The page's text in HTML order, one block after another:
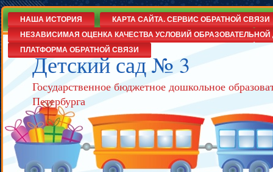
Детский сад № 3
Государственное бюджетное дошкольное
Петербурга
НАША ИСТОРИЯ
КАРТА САЙТА. СЕРВИС ОБРАТНОЙ СВЯЗИ
НЕЗАВИСИМАЯ ОЦЕНКА КАЧЕСТВА УСЛОВИЙ
ПЛАТФОРМА ОБРАТНОЙ СВЯЗИ